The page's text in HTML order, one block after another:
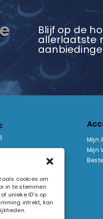
cookies om
in te stemmen
unieke ID's op
intrekt, kan
Blijf op de
allerlaatste
17:00
Mijn
Mijn